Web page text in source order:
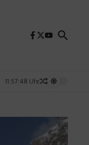
11:57:49 Uhr